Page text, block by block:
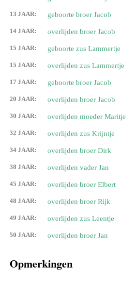
13 JAAR: geboorte broer Jacob
14 JAAR: overlijden broer Jacob
15 JAAR: geboorte zus Lammertje
15 JAAR: overlijden zus Lammertje
17 JAAR: geboorte broer Jacob
20 JAAR: overlijden broer Jacob
30 JAAR: overlijden moeder Maritje
32 JAAR: overlijden zus Krijntje
34 JAAR: overlijden broer Dirk
38 JAAR: overlijden vader Jan
45 JAAR: overlijden broer Elbert
48 JAAR: overlijden broer Rijk
49 JAAR: overlijden zus Leentje
50 JAAR: overlijden broer Jan
Opmerkingen